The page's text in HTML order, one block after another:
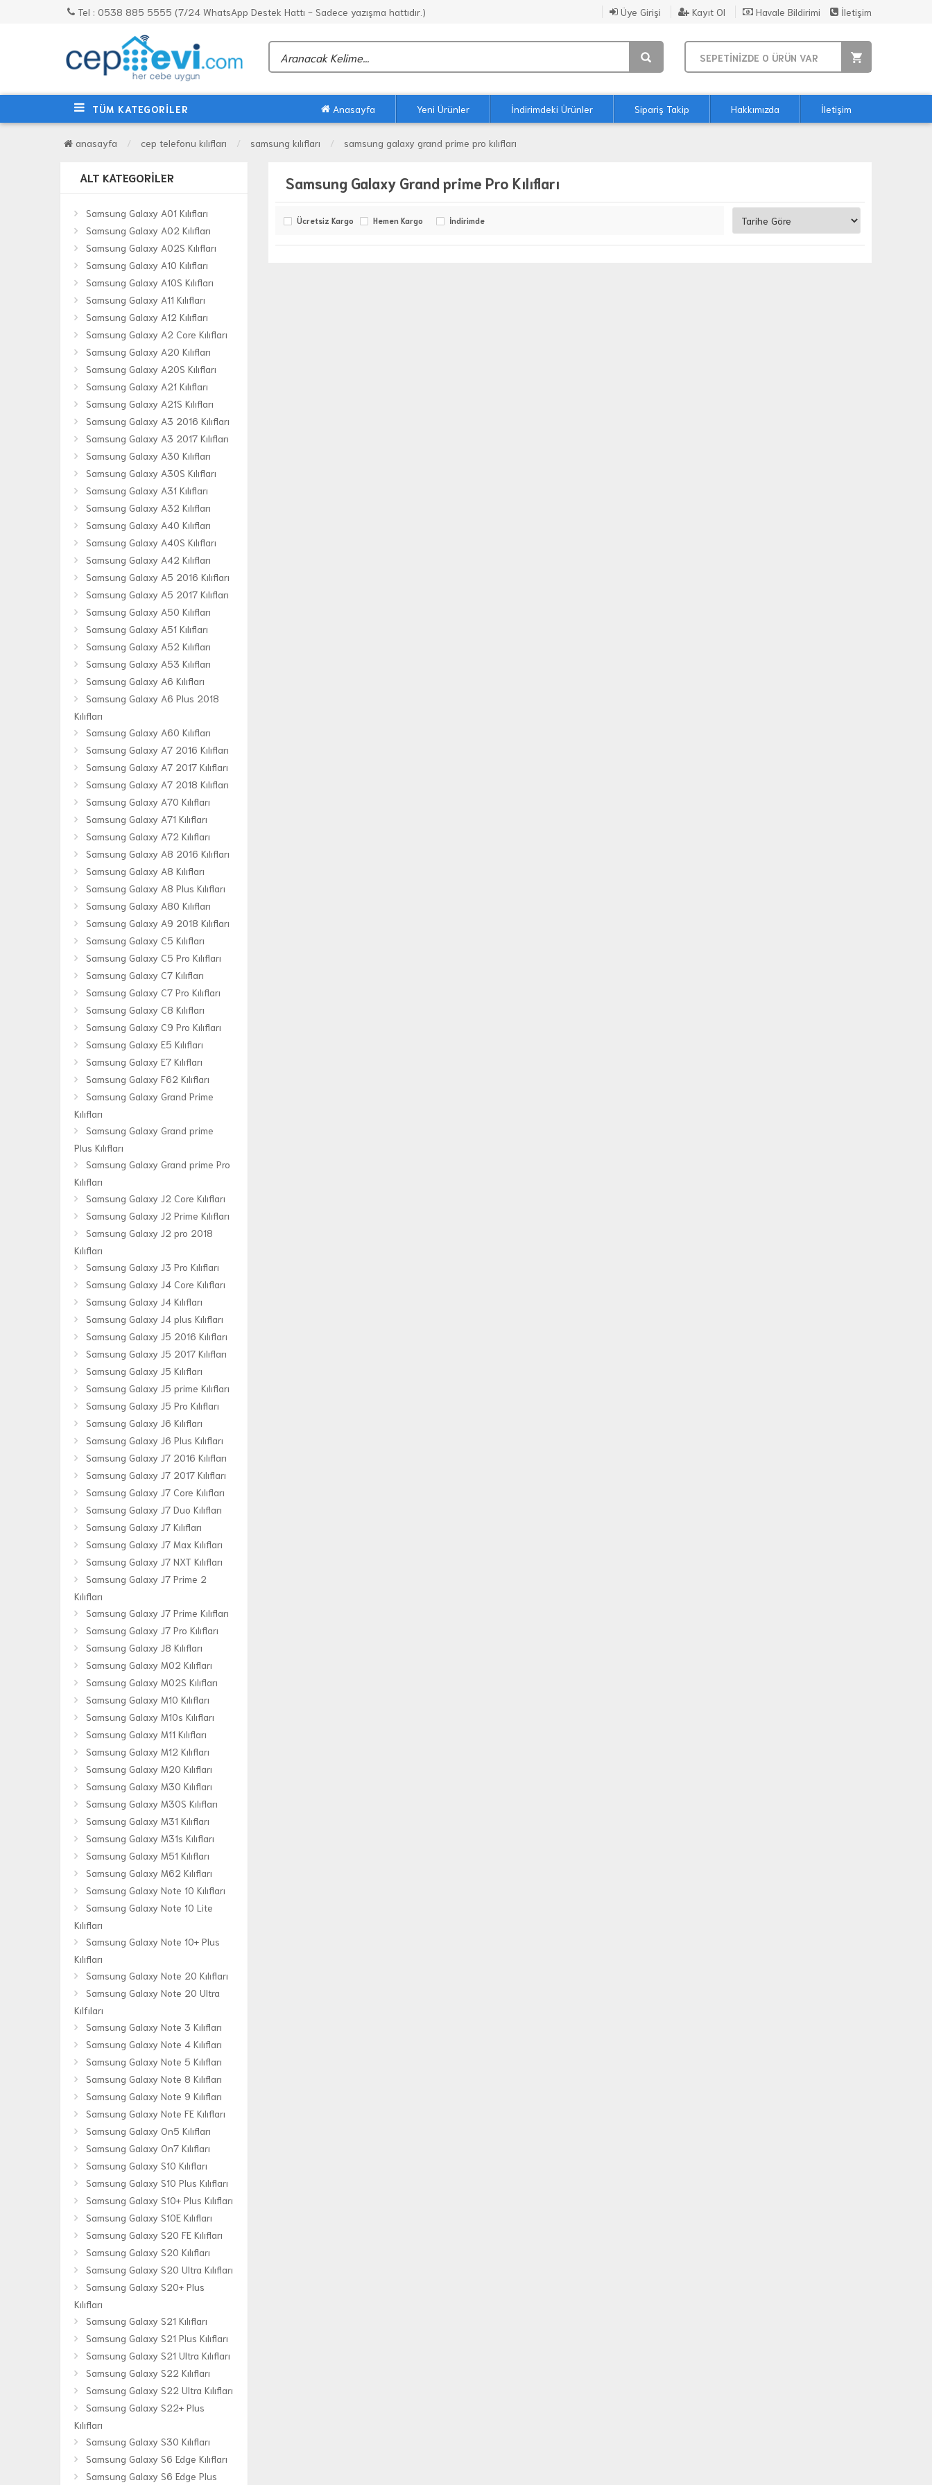
Tel : 0538 885 5555 (7/24 WhatsApp Destek Hattı - Sadece yazışma hattıdır.) Üye Girişi Kayıt Ol Havale Bildirimi İletişim
SEPETİNİZDE 0 ÜRÜN VAR
TÜM KATEGORİLER Anasayfa Yeni Ürünler İndirimdeki Ürünler Sipariş Takip Hakkımızda İletişim
anasayfa cep telefonu kılıfları samsung kılıfları samsung galaxy grand prime pro kılıfları
ALT KATEGORILER
Samsung Galaxy A01 Kılıfları
Samsung Galaxy A02 Kılıfları
Samsung Galaxy A02S Kılıfları
Samsung Galaxy A10 Kılıfları
Samsung Galaxy A10S Kılıfları
Samsung Galaxy A11 Kılıfları
Samsung Galaxy A12 Kılıfları
Samsung Galaxy A2 Core Kılıfları
Samsung Galaxy A20 Kılıfları
Samsung Galaxy A20S Kılıfları
Samsung Galaxy A21 Kılıfları
Samsung Galaxy A21S Kılıfları
Samsung Galaxy A3 2016 Kılıfları
Samsung Galaxy A3 2017 Kılıfları
Samsung Galaxy A30 Kılıfları
Samsung Galaxy A30S Kılıfları
Samsung Galaxy A31 Kılıfları
Samsung Galaxy A32 Kılıfları
Samsung Galaxy A40 Kılıfları
Samsung Galaxy A40S Kılıfları
Samsung Galaxy A42 Kılıfları
Samsung Galaxy A5 2016 Kılıfları
Samsung Galaxy A5 2017 Kılıfları
Samsung Galaxy A50 Kılıfları
Samsung Galaxy A51 Kılıfları
Samsung Galaxy A52 Kılıfları
Samsung Galaxy A53 Kılıfları
Samsung Galaxy A6 Kılıfları
Samsung Galaxy A6 Plus 2018
Kılıfları
Samsung Galaxy A60 Kılıfları
Samsung Galaxy A7 2016 Kılıfları
Samsung Galaxy A7 2017 Kılıfları
Samsung Galaxy A7 2018 Kılıfları
Samsung Galaxy A70 Kılıfları
Samsung Galaxy A71 Kılıfları
Samsung Galaxy A72 Kılıfları
Samsung Galaxy A8 2016 Kılıfları
Samsung Galaxy A8 Kılıfları
Samsung Galaxy A8 Plus Kılıfları
Samsung Galaxy A80 Kılıfları
Samsung Galaxy A9 2018 Kılıfları
Samsung Galaxy C5 Kılıfları
Samsung Galaxy C5 Pro Kılıfları
Samsung Galaxy C7 Kılıfları
Samsung Galaxy C7 Pro Kılıfları
Samsung Galaxy C8 Kılıfları
Samsung Galaxy C9 Pro Kılıfları
Samsung Galaxy E5 Kılıfları
Samsung Galaxy E7 Kılıfları
Samsung Galaxy F62 Kılıfları
Samsung Galaxy Grand Prime
Kılıfları
Samsung Galaxy Grand prime
Plus Kılıfları
Samsung Galaxy Grand prime Pro
Kılıfları
Samsung Galaxy J2 Core Kılıfları
Samsung Galaxy J2 Prime Kılıfları
Samsung Galaxy J2 pro 2018
Kılıfları
Samsung Galaxy J3 Pro Kılıfları
Samsung Galaxy J4 Core Kılıfları
Samsung Galaxy J4 Kılıfları
Samsung Galaxy J4 plus Kılıfları
Samsung Galaxy J5 2016 Kılıfları
Samsung Galaxy J5 2017 Kılıfları
Samsung Galaxy J5 Kılıfları
Samsung Galaxy J5 prime Kılıfları
Samsung Galaxy J5 Pro Kılıfları
Samsung Galaxy J6 Kılıfları
Samsung Galaxy J6 Plus Kılıfları
Samsung Galaxy J7 2016 Kılıfları
Samsung Galaxy J7 2017 Kılıfları
Samsung Galaxy J7 Core Kılıfları
Samsung Galaxy J7 Duo Kılıfları
Samsung Galaxy J7 Kılıfları
Samsung Galaxy J7 Max Kılıfları
Samsung Galaxy J7 NXT Kılıfları
Samsung Galaxy J7 Prime 2
Kılıfları
Samsung Galaxy J7 Prime Kılıfları
Samsung Galaxy J7 Pro Kılıfları
Samsung Galaxy J8 Kılıfları
Samsung Galaxy M02 Kılıfları
Samsung Galaxy M02S Kılıfları
Samsung Galaxy M10 Kılıfları
Samsung Galaxy M10s Kılıfları
Samsung Galaxy M11 Kılıfları
Samsung Galaxy M12 Kılıfları
Samsung Galaxy M20 Kılıfları
Samsung Galaxy M30 Kılıfları
Samsung Galaxy M30S Kılıfları
Samsung Galaxy M31 Kılıfları
Samsung Galaxy M31s Kılıfları
Samsung Galaxy M51 Kılıfları
Samsung Galaxy M62 Kılıfları
Samsung Galaxy Note 10 Kılıfları
Samsung Galaxy Note 10 Lite
Kılıfları
Samsung Galaxy Note 10+ Plus
Kılıfları
Samsung Galaxy Note 20 Kılıfları
Samsung Galaxy Note 20 Ultra
Kılfıları
Samsung Galaxy Note 3 Kılıfları
Samsung Galaxy Note 4 Kılıfları
Samsung Galaxy Note 5 Kılıfları
Samsung Galaxy Note 8 Kılıfları
Samsung Galaxy Note 9 Kılıfları
Samsung Galaxy Note FE Kılıfları
Samsung Galaxy On5 Kılıfları
Samsung Galaxy On7 Kılıfları
Samsung Galaxy S10 Kılıfları
Samsung Galaxy S10 Plus Kılıfları
Samsung Galaxy S10+ Plus Kılıfları
Samsung Galaxy S10E Kılıfları
Samsung Galaxy S20 FE Kılıfları
Samsung Galaxy S20 Kılıfları
Samsung Galaxy S20 Ultra Kılıfları
Samsung Galaxy S20+ Plus
Kılıfları
Samsung Galaxy S21 Kılıfları
Samsung Galaxy S21 Plus Kılıfları
Samsung Galaxy S21 Ultra Kılıfları
Samsung Galaxy S22 Kılıfları
Samsung Galaxy S22 Ultra Kılıfları
Samsung Galaxy S22+ Plus
Kılıfları
Samsung Galaxy S30 Kılıfları
Samsung Galaxy S6 Edge Kılıfları
Samsung Galaxy S6 Edge Plus
Samsung Galaxy Grand prime Pro Kılıfları
Ücretsiz Kargo Hemen Kargo İndirimde